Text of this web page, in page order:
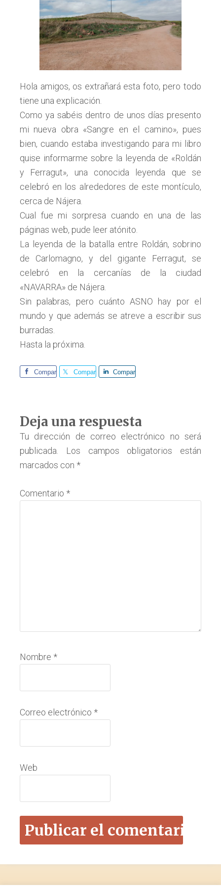
Hola amigos, os extrañará esta foto, pero todo
tiene una explicación.
Como ya sabéis dentro de unos días presento
mi nueva obra «Sangre en el camino», pues
bien, cuando estaba investigando para mi libro
quise informarme sobre la leyenda de «Roldán
y Ferragut», una conocida leyenda que se
celebró en los alrededores de este montículo,
cerca de Nájera.
Cual fue mi sorpresa cuando en una de las
páginas web, pude leer atónito.
La leyenda de la batalla entre Roldán, sobrino
de Carlomagno, y del gigante Ferragut, se
celebró en la cercanías de la ciudad
«NAVARRA» de Nájera.
Sin palabras, pero cuánto ASNO hay por el
mundo y que además se atreve a escribir sus
burradas.
Hasta la próxima.
Comparte Comparte Comparte
Interacciones
con
los
Deja una respuesta
Tu dirección de correo electrónico no será
publicada.
Los campos obligatorios están
marcados con *
Comentario *
Nombre *
Correo electrónico *
Web